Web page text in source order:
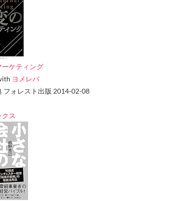
ーケティング
ヨメレバ
フォレスト出版 2014-02-08
ス